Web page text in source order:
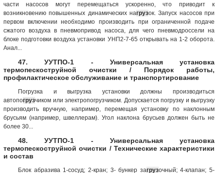
части насосов могут перемещаться ускоренно, что приводит к
возникновению повышенных динамических нагрузок. Запуск насосов при
первом включении необходимо производить при ограниченной подаче
сжатого воздуха в пневмопривод насоса, для чего пневмодроссели на
блоке подготовки воздуха установки УНП2-7-65 открывать на 1-2 оборота.
Анал...
47. УУТПО-1 - Универсальная установка
термопескоструйной очистки / Порядок работы,
профилактическое обслуживание и транспортирование
Погрузка и выгрузка установки должны производиться
автопогрузчиком или электропогрузчиком. Допускается погрузку и выгрузку
производить вручную, например, перемещая установку по наклонным
брусьям (например, швеллерам). Угол наклона брусьев должен быть не
более 30...
48. УУТПО-1 - Универсальная установка
термопескоструйной очистки / Технические характеристики
и состав
Блок абразива 1-сосуд; 2-кран; 3- бункер загрузочный; 4-клапан; 5-